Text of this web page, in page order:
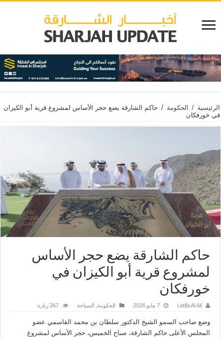
الرئيسية / الحكومة / حاكم الشارقة يضع حجر الأساس لمشروع قرية أبو الكيزان
في خورفكان
حاكم الشارقة يضع حجر الأساس
لمشروع قرية أبو الكيزان في
خورفكان
Latifa Al Ali 7 مايو 2026 الحكومة السياحة 267 زيارة
وضع صاحب السمو الشيخ الدكتور سلطان بن محمد القاسمي عضو
المجلس الأعلى حاكم الشارقة، صباح الخميس، حجر الأساس لمشروع